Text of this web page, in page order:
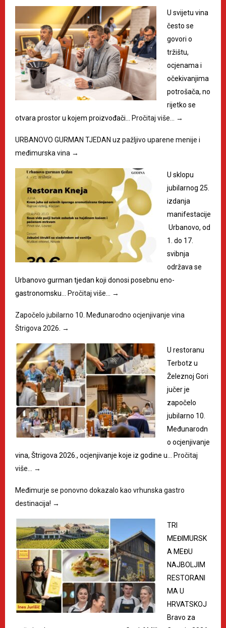
U svijetu vina
često se
govori o
tržištu,
ocjenama i
očekivanjima
potrošača, no
rijetko se
otvara prostor u kojem proizvođači…
Pročitaj više… →
URBANOVO GURMAN TJEDAN uz pažljivo uparene menije i
međimurska vina →
U sklopu
jubilarnog 25.
izdanja
manifestacije
Urbanovo, od
1. do 17.
svibnja
održava se
Urbanovo gurman tjedan koji donosi posebnu eno-
gastronomsku…
Pročitaj više… →
Započelo jubilarno 10. Međunarodno ocjenjivanje vina
Štrigova 2026. →
U restoranu
Terbotz u
Železnoj Gori
jučer je
započelo
jubilarno 10.
Međunarodn
o ocjenjivanje
vina, Štrigova 2026., ocjenjivanje koje iz godine u…
Pročitaj
više…
→
Međimurje se ponovno dokazalo kao vrhunska gastro
destinacija! →
TRI
MEĐIMURSK
A MEĐU
NAJBOLJIM
RESTORANI
MA U
HRVATSKOJ
Bravo za